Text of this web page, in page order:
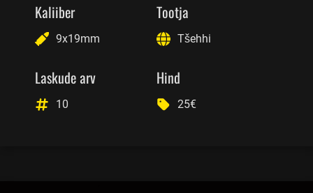
Kaliiber
9x19mm
Tootja
Tšehhi
Laskude arv
10
Hind
25€